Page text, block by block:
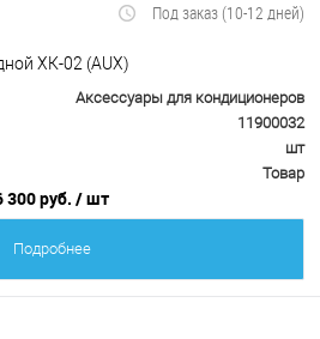
Под заказ (10-12 дней)
ХК-02 (AUX)
Аксессуары для кондиционеров
11900032
шт
Товар
300 руб. / шт
Подробнее